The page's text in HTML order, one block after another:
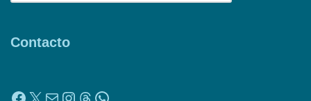
Contacto